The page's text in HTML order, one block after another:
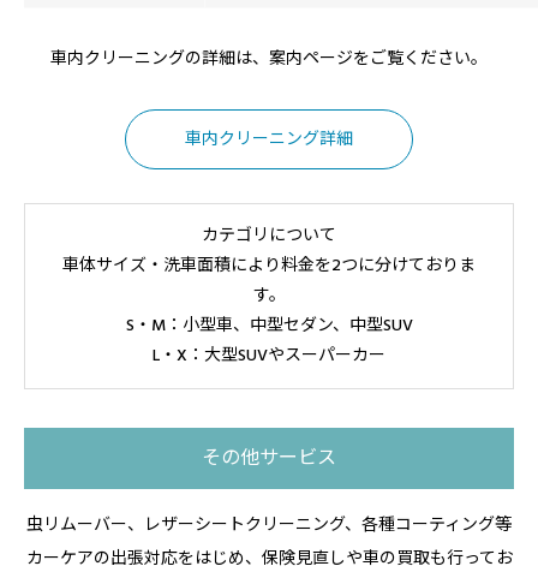
車内クリーニングの詳細は、案内ページをご覧ください。
車内クリーニング詳細
カテゴリについて
車体サイズ・洗車面積により料金を2つに分けておりま
す。
S・M：小型車、中型セダン、中型SUV
L・X：大型SUVやスーパーカー
その他サービス
虫リムーバー、レザーシートクリーニング、各種コーティング等
カーケアの出張対応をはじめ、保険見直しや車の買取も行ってお